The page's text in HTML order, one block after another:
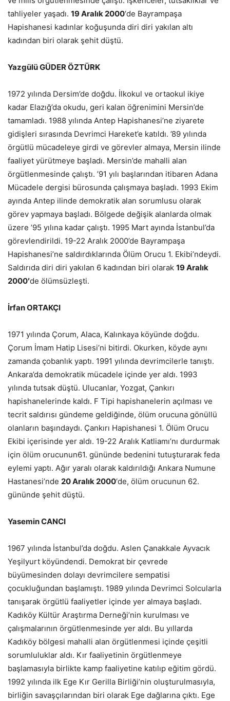
tahliyeler yaşadı. 19 Aralık 2000‘de Bayrampaşa
Hapishanesi kadınlar koğuşunda diri diri yakılan altı
kadından biri olarak şehit düştü.
Yazgülü GÜDER ÖZTÜRK
1972 yılında Dersim’de doğdu. İlkokul ve ortaokul ikiye
kadar Elazığ’da okudu, geri kalan öğrenimini Mersin’de
tamamladı. 1988 yılında Antep Hapishanesi’ne ziyarete
gidişleri sırasında Devrimci Hareket’e katıldı. ’89 yılında
örgütlü mücadeleye girdi ve görevler almaya, Mersin ilinde
faaliyet yürütmeye başladı. Mersin’de mahalli alan
örgütlenmesinde çalıştı. ’91 yılı başlarından itibaren Adana
Mücadele dergisi bürosunda çalışmaya başladı. 1993 Ekim
ayında Antep ilinde demokratik alan sorumlusu olarak
görev yapmaya başladı. Bölgede değişik alanlarda olmak
üzere ’95 yılına kadar çalıştı. 1995 Mart ayında İstanbul’da
görevlendirildi. 19-22 Aralık 2000’de Bayrampaşa
Hapishanesi’ne saldırdıklarında Ölüm Orucu 1. Ekibi’ndeydi.
Saldırıda diri diri yakılan 6 kadından biri olarak 19 Aralık
2000′de ölümsüzleşti.
İrfan ORTAKÇI
1971 yılında Çorum, Alaca, Kalınkaya köyünde doğdu.
Çorum İmam Hatip Lisesi’ni bitirdi. Okurken, köyde aynı
zamanda çobanlık yaptı. 1991 yılında devrimcilerle tanıştı.
Ankara’da demokratik mücadele içinde yer aldı. 1993
yılında tutsak düştü. Ulucanlar, Yozgat, Çankırı
hapishanelerinde kaldı. F Tipi hapishanelerin açılması ve
tecrit saldırısı gündeme geldiğinde, ölüm orucuna gönüllü
olanların başındaydı. Çankırı Hapishanesi 1. Ölüm Orucu
Ekibi içerisinde yer aldı. 19-22 Aralık Katliamı’nı durdurmak
için ölüm orucunun61. gününde bedenini tutuşturarak feda
eylemi yaptı. Ağır yaralı olarak kaldırıldığı Ankara Numune
Hastanesi’nde 20 Aralık 2000‘de, ölüm orucunun 62.
gününde şehit düştü.
Yasemin CANCI
1967 yılında İstanbul’da doğdu. Aslen Çanakkale Ayvacık
Yeşilyurt köyündendi. Demokrat bir çevrede
büyümesinden dolayı devrimcilere sempatisi
çocukluğundan başlamıştı. 1989 yılında Devrimci Solcularla
tanışarak örgütlü faaliyetler içinde yer almaya başladı.
Kadıköy Kültür Araştırma Derneği’nin kurulması ve
çalışmalarının örgütlenmesinde yer aldı. Bu yıllarda
Kadıköy bölgesi mahalli alan örgütlenmesi içinde çeşitli
sorumluluklar aldı. Kır faaliyetinin örgütlenmeye
başlamasıyla birlikte kamp faaliyetine katılıp eğitim gördü.
1992 yılında ilk Ege Kır Gerilla Birliği’nin oluşturulmasıyla,
birliğin savaşçılarından biri olarak Ege dağlarına çıktı. Ege